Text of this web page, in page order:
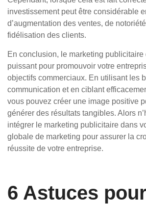
investissement peut être considérable
d’augmentation des ventes, de
fidélisation des clients.
En conclusion, le marketing publicitaire
puissant pour promouvoir votre
objectifs commerciaux. En utilisant les
communication et en ciblant
vous pouvez créer une image positive
générer des résultats tangibles. Alors
intégrer le marketing publicitaire dans
globale de marketing pour assurer la
réussite de votre entreprise.
6 Astuces